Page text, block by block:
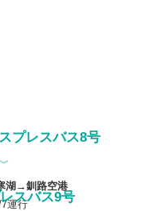
プレスバス8号
湖→釧路空港
運行
スバス9号